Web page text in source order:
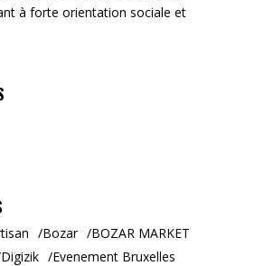
à forte orientation sociale et
Bozar
BOZAR MARKET
Digizik
Evenement Bruxelles